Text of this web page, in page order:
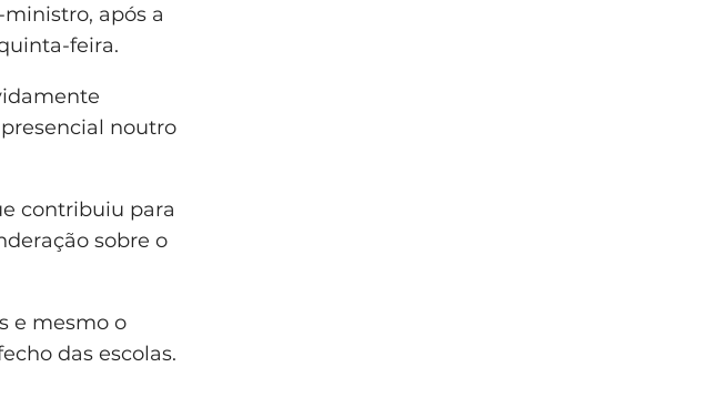
após a
feira.
noutro
contribuiu para
sobre o
e mesmo o
das escolas.